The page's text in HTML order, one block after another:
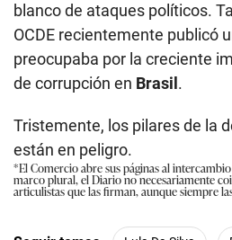
blanco de ataques políticos.
OCDE recientemente publicó
preocupaba por la creciente
de corrupción en Brasil.
Tristemente, los pilares de la
están en peligro.
*El Comercio abre sus páginas al
marco plural, el Diario no necesariamente
articulistas que las firman, aunque siempre